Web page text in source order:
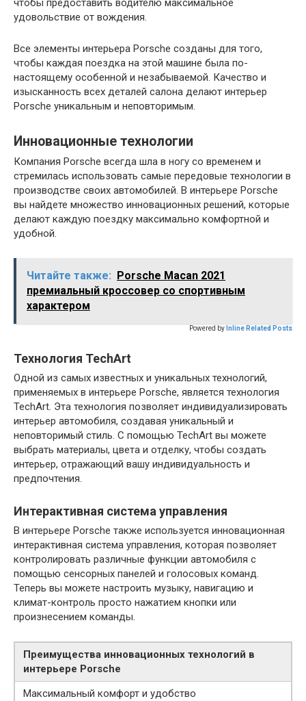
чтобы предоставить водителю максимальное
удовольствие от вождения.
Все элементы интерьера Porsche созданы для того,
чтобы каждая поездка на этой машине была по-
настоящему особенной и незабываемой. Качество и
изысканность всех деталей салона делают интерьер
Porsche уникальным и неповторимым.
Инновационные технологии
Компания Porsche всегда шла в ногу со временем и
стремилась использовать самые передовые технологии в
производстве своих автомобилей. В интерьере Porsche
вы найдете множество инновационных решений, которые
делают каждую поездку максимально комфортной и
удобной.
Читайте также:
Porsche Macan 2021
премиальный кроссовер со спортивным
характером
Powered by Inline Related Posts
Технология TechArt
Одной из самых известных и уникальных технологий,
применяемых в интерьере Porsche, является технология
TechArt. Эта технология позволяет индивидуализировать
интерьер автомобиля, создавая уникальный и
неповторимый стиль. С помощью TechArt вы можете
выбрать материалы, цвета и отделку, чтобы создать
интерьер, отражающий вашу индивидуальность и
предпочтения.
Интерактивная система управления
В интерьере Porsche также используется инновационная
интерактивная система управления, которая позволяет
контролировать различные функции автомобиля с
помощью сенсорных панелей и голосовых команд.
Теперь вы можете настроить музыку, навигацию и
климат-контроль просто нажатием кнопки или
произнесением команды.
Преимущества инновационных технологий в
интерьере Porsche
Максимальный комфорт и удобство